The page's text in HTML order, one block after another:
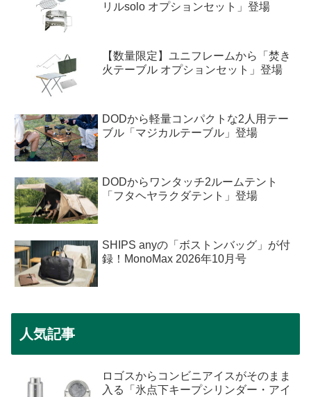
リルsolo オプションセット」登場
【数量限定】ユニフレームから「焚き
火テーブル オプションセット」登場
DODから軽量コンパクトな2人用テー
ブル「マジカルテーブル」登場
DODからワンタッチ2ルームテント
「フタヘヤラクダテント」登場
SHIPS anyの「ボストンバッグ」が付
録！MonoMax 2026年10月号
人気記事
ロゴスからコンビニアイスがそのまま
入る「氷点下キープシリンダー・アイ